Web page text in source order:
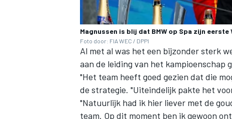
Magnussen is blij dat BMW op Spa zijn
Foto door: FIA WEC / DPPI
Al met al was het een bijzonder sterk
aan de leiding van het kampioenschap
"Het team heeft goed gezien dat die
de strategie. "Uiteindelijk pakte het
"Natuurlijk had ik hier liever met de
team. Op dit moment ben ik gewoon